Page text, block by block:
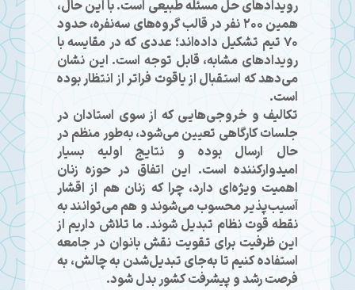
رویدادهای حل مسئله طبیعی است. با این حال،
همین ۲۰۰ نفر در قالب گروه‌های سه‌نفره، حدود
۷۰ تیم تشکیل داده‌اند؛ عددی که در مقایسه با
رویدادهای مشابه، قابل توجه است. این نشان
می‌دهد که استقبال از یاقوت فراتر از انتظار بوده
است.
تکالیف و خروجی‌هایی که از سوی استادان در
جلسات کارگاهی تعیین می‌شود، به‌طور منظم در
حال ارسال بوده و نتایج اولیه بسیار
امیدوارکننده است. این اتفاق در حوزه زنان
اهمیت ویژه‌ای دارد، چرا که زنان هم از اقشار
آسیب‌پذیر محسوب می‌شوند و هم می‌توانند به
نقطه قوت نظام تبدیل شوند. ما تلاش داریم از
این ظرفیت برای تقویت نقش بانوان در جامعه
استفاده کنیم تا به‌جای تبدیل‌شدن به چالش، به
فرصت رشد و پیشرفت کشور بدل شود.